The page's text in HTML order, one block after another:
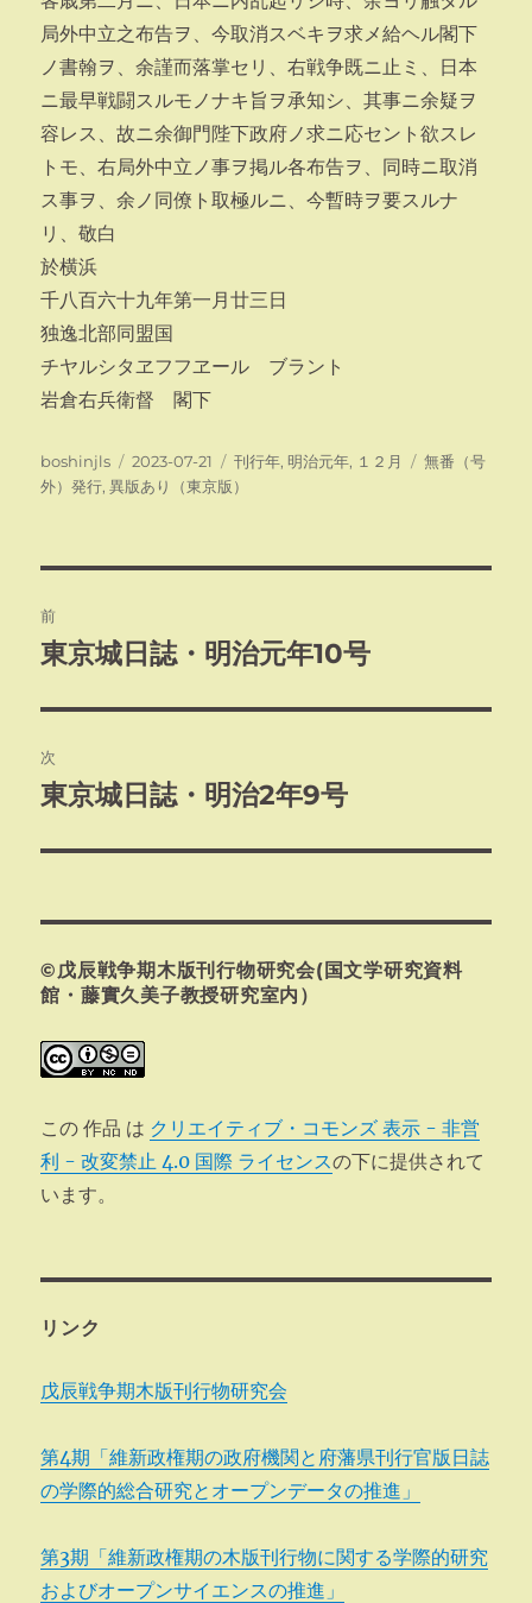
局外中立之布告ヲ、今取消スベキヲ求メ給ヘル閣下
ノ書翰ヲ、余謹而落掌セリ、右戦争既ニ止ミ、日本
ニ最早戦闘スルモノナキ旨ヲ承知シ、其事ニ余疑ヲ
容レス、故ニ余御門陛下政府ノ求ニ応セント欲スレ
トモ、右局外中立ノ事ヲ掲ル各布告ヲ、同時ニ取消
ス事ヲ、余ノ同僚ト取極ルニ、今暫時ヲ要スルナ
リ、敬白
於横浜
千八百六十九年第一月廿三日
独逸北部同盟国
チヤルシタヱフフヱール ブラント
岩倉右兵衛督 閣下
投
稿
boshinjls
投
稿
2023-07-21
カ
テ
刊行年, 明治元年, １２月
タ
無番（号
外）発行,異版あり（東京版）
稿
ビ
ゲ
ー
ン
前
前
投
稿:
東京城日誌・明治元年10号
次
次
投
東京城日誌・明治2年9号
©戊辰戦争期木版刊行物研究会(国文学研究資料
館・藤實久美子教授研究室内）
この 作品 は クリエイティブ・コモンズ 表示 - 非営
利 - 改変禁止 4.0 国際 ライセンスの下に提供されて
います。
リンク
戊辰戦争期木版刊行物研究会
第4期「維新政権期の政府機関と府藩県刊行官版日誌
の学際的総合研究とオープンデータの推進」
第3期「維新政権期の木版刊行物に関する学際的研究
およびオープンサイエンスの推進」